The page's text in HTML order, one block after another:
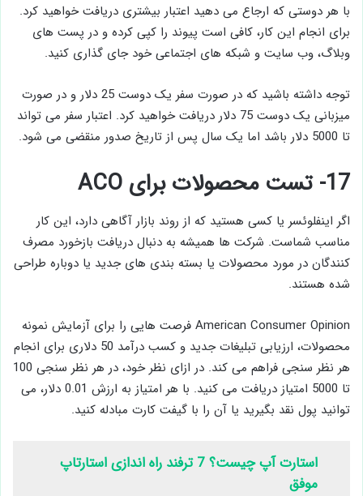
با هر دوستی که ارجاع می دهید اعتبار بیشتری دریافت خواهید کرد.
برای انجام این کار، کافی است پیوند را کپی کرده و در پست های
وبلاگ، وب سایت و شبکه های اجتماعی خود جای گذاری کنید.
توجه داشته باشید که در صورت سفر یک دوست 25 دلار و در صورت
میزبانی یک دوست 75 دلار دریافت خواهید کرد. اعتبار سفر می تواند
تا 5000 دلار باشد اما یک سال پس از تاریخ صدور منقضی می شود.
17- تست محصولات برای ACO
اگر اینفلوئسر یا کسی هستید که از روند بازار آگاهی دارد، این کار
مناسب شماست. شرکت ها همیشه به دنبال دریافت بازخورد مصرف
کنندگان در مورد محصولات یا بسته بندی های جدید یا دوباره طراحی
شده هستند.
American Consumer Opinion فرصت هایی را برای آزمایش نمونه
محصولات، ارزیابی تبلیغات جدید و کسب درآمد 50 دلاری برای انجام
هر نظر سنجی فراهم می کند. در ازای نظر خود، در هر نظر سنجی 100
تا 5000 امتیاز دریافت می کنید. با هر امتیاز به ارزش 0.01 دلار، می
توانید پول نقد بگیرید یا آن را با گیفت کارت مبادله کنید.
استارت آپ چیست؟ 7 ترفند راه اندازی استارتاپ
موفق